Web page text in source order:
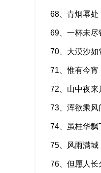
68、青烟幂
69、一杯未
70、大漠沙
71、惟有今宵
72、山中夜
73、浑欲乘
74、虽桂华
75、风雨满
76、但愿人